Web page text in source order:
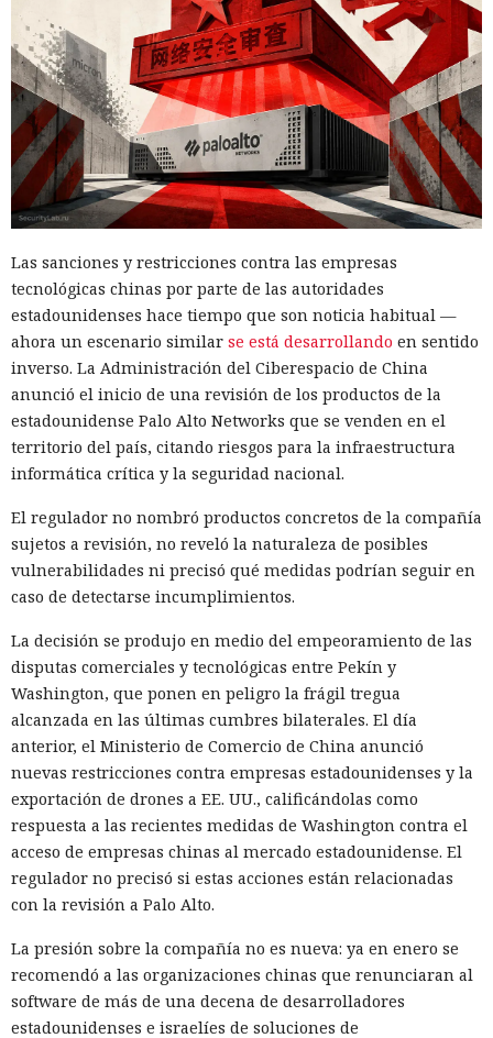
Las sanciones y restricciones contra las empresas
tecnológicas chinas por parte de las autoridades
estadounidenses hace tiempo que son noticia habitual —
ahora un escenario similar se está desarrollando en sentido
inverso. La Administración del Ciberespacio de China
anunció el inicio de una revisión de los productos de la
estadounidense Palo Alto Networks que se venden en el
territorio del país, citando riesgos para la infraestructura
informática crítica y la seguridad nacional.
El regulador no nombró productos concretos de la compañía
sujetos a revisión, no reveló la naturaleza de posibles
vulnerabilidades ni precisó qué medidas podrían seguir en
caso de detectarse incumplimientos.
La decisión se produjo en medio del empeoramiento de las
disputas comerciales y tecnológicas entre Pekín y
Washington, que ponen en peligro la frágil tregua
alcanzada en las últimas cumbres bilaterales. El día
anterior, el Ministerio de Comercio de China anunció
nuevas restricciones contra empresas estadounidenses y la
exportación de drones a EE. UU., calificándolas como
respuesta a las recientes medidas de Washington contra el
acceso de empresas chinas al mercado estadounidense. El
regulador no precisó si estas acciones están relacionadas
con la revisión a Palo Alto.
La presión sobre la compañía no es nueva: ya en enero se
recomendó a las organizaciones chinas que renunciaran al
software de más de una decena de desarrolladores
estadounidenses e israelíes de soluciones de